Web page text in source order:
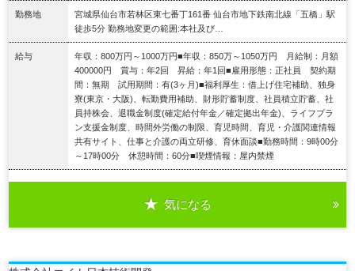
勤務地
宮城県仙台市若林区東七番丁161番 仙台市地下鉄南北線「五橋」駅
徒歩5分 勤務地変更の範囲:本社及び…
給与
年収：800万円～1000万円■年収：850万～1050万円 月給制：月額
400000円 賞与：年2回 昇給：年1回■雇用形態：正社員 契約期
間：無期 試用期間：有(3ヶ月)■福利厚生：借上げ住宅補助、独身
寮(東京・大阪)、転勤費用補助、財形貯蓄制度、社員積立貯蓄、社
員持株会、退職金制度(確定給付年金／確定拠出年金)、ライフプラ
ン支援金制度、時間外労働の制限、育児時間、育児・介護関連情報
共有サイト、仕事と介護の両立研修、育休面談■勤務時間：9時00分
～17時00分 休憩時間：60分■喫煙情報：屋内禁煙
気になる